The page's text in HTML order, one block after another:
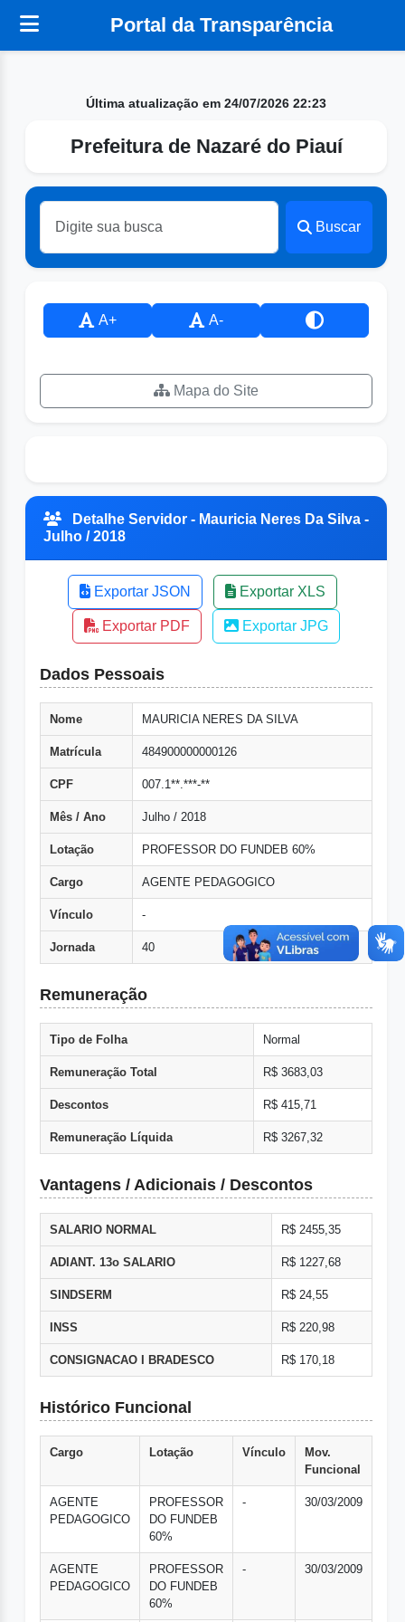
Portal da Transparência
Última atualização em 24/07/2026 22:23
Prefeitura de Nazaré do Piauí
Buscar
A+ A-
Mapa do Site
Detalhe Servidor - Mauricia Neres Da Silva -
Julho / 2018
Exportar JSON Exportar XLS
Exportar PDF Exportar JPG
Dados Pessoais
Nome MAURICIA NERES DA SILVA
Matrícula 484900000000126
CPF 007.1**.***-**
Mês / Ano Julho / 2018
Lotação PROFESSOR DO FUNDEB 60%
Cargo AGENTE PEDAGOGICO
Vínculo -
Jornada 40
Remuneração
Tipo de Folha Normal
Remuneração Total R$ 3683,03
Descontos R$ 415,71
Remuneração Líquida R$ 3267,32
Vantagens / Adicionais / Descontos
SALARIO NORMAL R$ 2455,35
ADIANT. 13o SALARIO R$ 1227,68
SINDSERM R$ 24,55
INSS R$ 220,98
CONSIGNACAO I BRADESCO R$ 170,18
Histórico Funcional
Cargo Lotação Vínculo
Mov.
Funcional
AGENTE
PEDAGOGICO
PROFESSOR
DO FUNDEB
60%
- 30/03/2009
AGENTE
PEDAGOGICO
PROFESSOR
DO FUNDEB
60%
- 30/03/2009